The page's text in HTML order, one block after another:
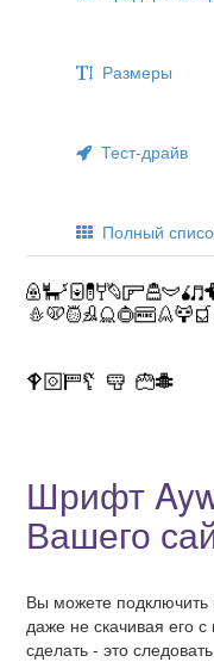
Размеры
Тест-драйв
Полный
Шрифт
Вашего
Вы можете подключить
даже не скачивая его
сделать - это